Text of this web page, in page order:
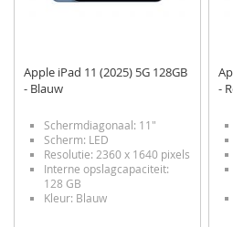
Apple iPad 11 (2025) 5G 128GB
- Blauw
Schermdiagonaal: 11"
Scherm: LED
Resolutie: 2360 x 1640 pixels
Interne opslagcapaciteit:
128 GB
Kleur: Blauw
-